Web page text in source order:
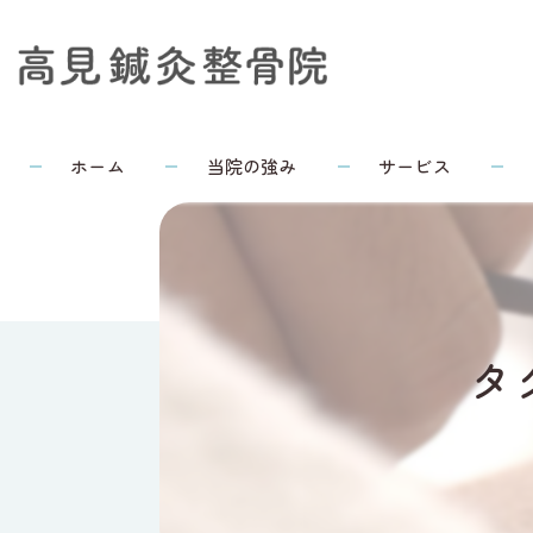
ホーム 当院の強み サービス
タ